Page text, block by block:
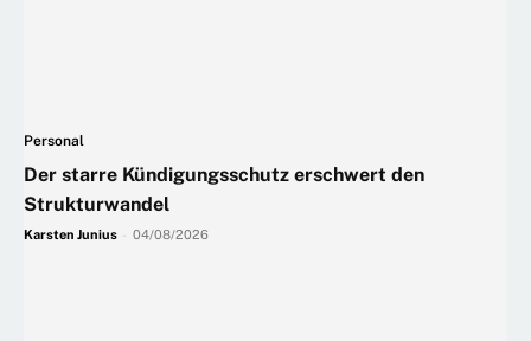
Personal
Der starre Kündigungsschutz erschwert den
Strukturwandel
Karsten Junius 04/08/2026